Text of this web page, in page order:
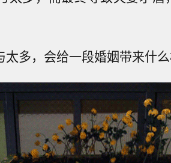
多，会给一段婚姻带来什么